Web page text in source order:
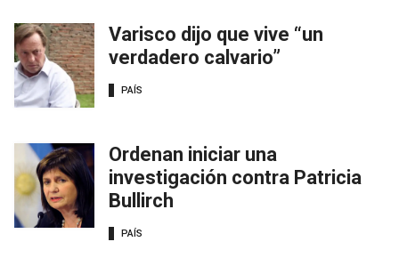
Varisco dijo que vive “un
verdadero calvario”
PAÍS
Ordenan iniciar una
investigación contra Patricia
Bullirch
PAÍS